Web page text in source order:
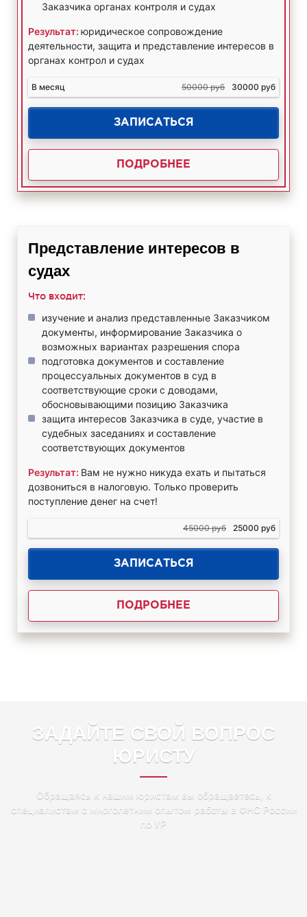
Заказчика органах контроля и судах
Результат: юридическое сопровождение
деятельности, защита и представление интересов в
органах контрол и судах
В месяц 50000 руб 30000 руб
ЗАПИСАТЬСЯ
ПОДРОБНЕЕ
Представление интересов в
судах
Что входит:
изучение и анализ представленные Заказчиком
документы, информирование Заказчика о
возможных вариантах разрешения спора
подготовка документов и составление
процессуальных документов в суд в
соответствующие сроки с доводами,
обосновывающими позицию Заказчика
защита интересов Заказчика в суде, участие в
судебных заседаниях и составление
соответствующих документов
Результат: Вам не нужно никуда ехать и пытаться
дозвониться в налоговую. Только проверить
поступление денег на счет!
45000 руб 25000 руб
ЗАПИСАТЬСЯ
ПОДРОБНЕЕ
ЗАДАЙТЕ СВОЙ ВОПРОС
ЮРИСТУ
Обращаясь к нашим юристам вы обращаетесь, к
специалистам с многолетним опытом работы в ФНС России
по УР